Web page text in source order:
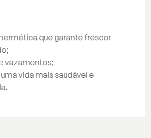
que garante frescor
vazamentos;
vida mais saudável e